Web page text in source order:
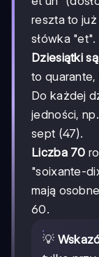
reszta to
słówka "et".
Dziesiątki
to
Do każdej
jedności,
sept (47).
Liczba 70
"soixante-
mają
60.
💡